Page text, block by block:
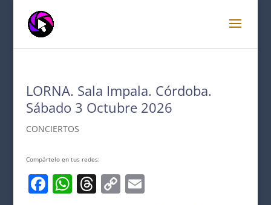
LORNA. Sala Impala. Córdoba.
Sábado 3 Octubre 2026
CONCIERTOS
Compártelo en tus redes:
F W T C E